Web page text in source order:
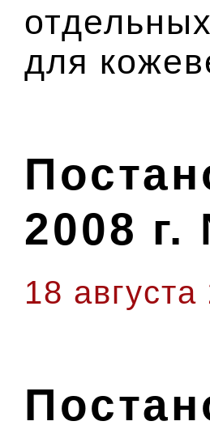
для
2008
18 августа